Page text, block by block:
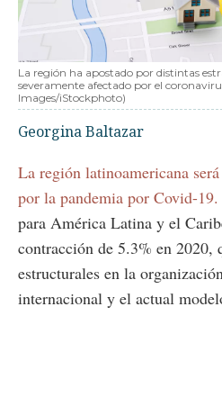
La región ha apostado por distintas
severamente afectado por el
Images/iStockphoto)
Georgina Baltazar
La región latinoamericana
por la pandemia por Covid-19.
para América Latina y el
contracción de 5.3% en 2020,
estructurales en la
internacional y el actual